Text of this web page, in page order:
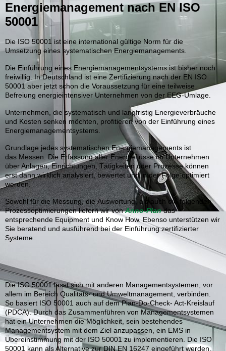
Energiemanagement nach EN ISO
50001
Die ISO 50001 ist eine international gültige Norm für die
Umsetzung eines systematischen Energiemanagements.
Die Einführung eines Energiemanagementsystems ist bisher noch
freiwillig. In Deutschland ist eine Zertifizierung nach der EN ISO
50001 aber jetzt schon die Voraussetzung für eine teilweise
Befreiung energieintensiver Unternehmen von der EEG-Umlage.
Unternehmen, die systematisch und langfristig Energieverbräuche
und Kosten senken möchten, profitieren von der Einführung eines
Energiemanagementsystems.
Grundlage jedes systematischen Energiemanagements ist
das Messen. Die Erfassung aller Energieflüsse im Unternehmen
über Anlagen, Einrichtungen, Tätigkeiten oder Prozesse können
erst dann wirklich analysiert, bewertet und in der Folge optimiert
werden.
Sowohl für die Messung, die Auswertung, als auch die folgenden
Prozessoptimierungen liefern wir vonAnno-Plandas
entsprechende Equipment und Know How. Ebenso unterstützen wir
Sie beratend und ausführend bei der Einführung zertifizierter
Systeme.
Die ISO 50001 lässt sich mit anderen Managementsystemen, vor
allem im Bereich Qualitäts- und Umweltmanagement, verbinden.
So basiert ISO 50001 auch auf dem Plan-Do-Check- Act-Kreislauf
(PDCA). Durch das Zusammenführen von Managementsystemen
hat ein Unternehmen die Möglichkeit, sein bestehendes
Managementsystem mit dem Ziel anzupassen, ein EMS in
Übereinstimmung mit der ISO 50001 zu implementieren. Die ISO
50001 kann als Alternative zur DIN EN 16247 eingeführt werden.